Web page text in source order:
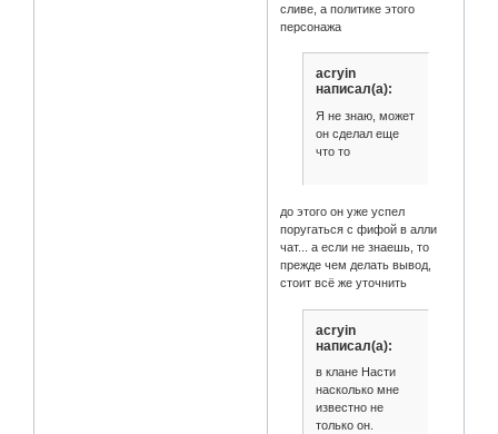
сливе, а политике этого
персонажа
acryin
написал(а):
Я не знаю, может
он сделал еще
что то
до этого он уже успел
поругаться с фифой в алли
чат... а если не знаешь, то
прежде чем делать вывод,
стоит всё же уточнить
acryin
написал(а):
в клане Насти
насколько мне
известно не
только он.